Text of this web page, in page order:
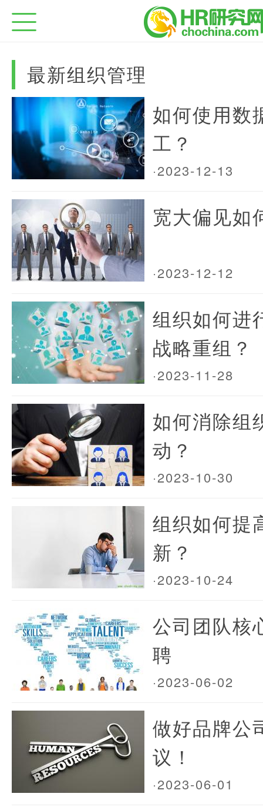
最新组织管理
如何使用数
工？
·2023-12-13
宽大偏见如
·2023-12-12
组织如何进
战略重组？
·2023-11-28
如何消除组
动？
·2023-10-30
组织如何提
新？
·2023-10-24
公司团队核
聘
·2023-06-02
做好品牌公
议！
·2023-06-01